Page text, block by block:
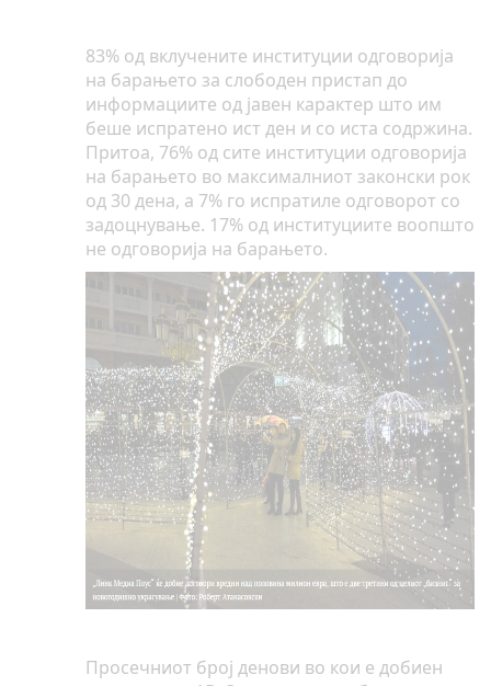
83% од вклучените институции одговорија
на барањето за слободен пристап до
информациите од јавен карактер што им
беше испратено ист ден и со иста содржина.
Притоа, 76% од сите институции одговорија
на барањето во максималниот законски рок
од 30 дена, а 7% го испратиле одговорот со
задоцнување. 17% од институциите воопшто
не одговорија на барањето.
Просечниот број денови во кои е добиен